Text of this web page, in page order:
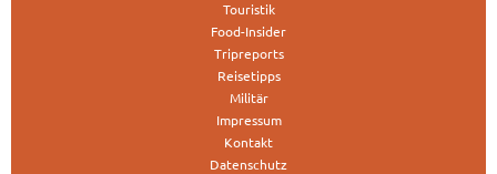
Touristik
Food-Insider
Tripreports
Reisetipps
Militär
Impressum
Kontakt
Datenschutz